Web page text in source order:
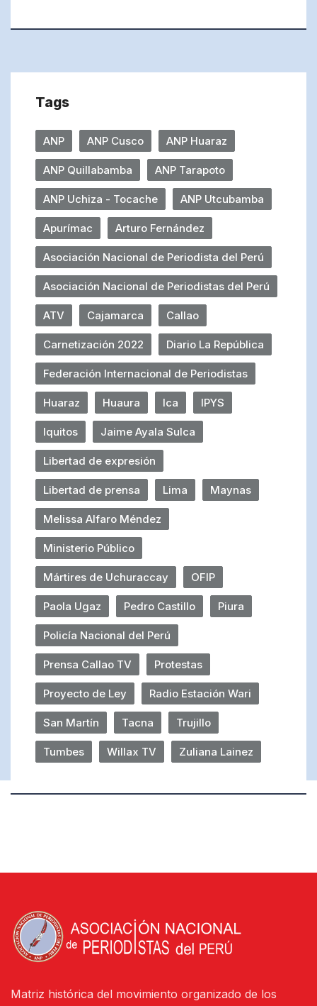
Tags
ANP ANP Cusco ANP Huaraz
ANP Quillabamba ANP Tarapoto
ANP Uchiza - Tocache ANP Utcubamba
Apurímac Arturo Fernández
Asociación Nacional de Periodista del Perú
Asociación Nacional de Periodistas del Perú
ATV Cajamarca Callao
Carnetización 2022 Diario La República
Federación Internacional de Periodistas
Huaraz Huaura Ica IPYS
Iquitos Jaime Ayala Sulca
Libertad de expresión
Libertad de prensa Lima Maynas
Melissa Alfaro Méndez
Ministerio Público
Mártires de Uchuraccay OFIP
Paola Ugaz Pedro Castillo Piura
Policía Nacional del Perú
Prensa Callao TV Protestas
Proyecto de Ley Radio Estación Wari
San Martín Tacna Trujillo
Tumbes Willax TV Zuliana Lainez
Matriz histórica del movimiento organizado de los